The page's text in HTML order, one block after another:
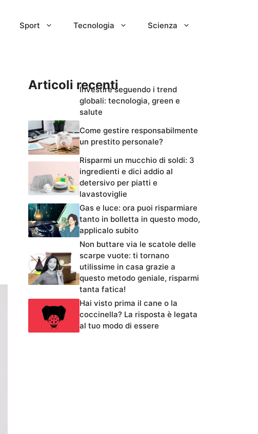
Sport Tecnologia Scienza
Articoli recentiInvestire seguendo i trend
globali: tecnologia, green e
salute
Come gestire responsabilmente
un prestito personale?
Risparmi un mucchio di soldi: 3
ingredienti e dici addio al
detersivo per piatti e
lavastoviglie
Gas e luce: ora puoi risparmiare
tanto in bolletta in questo modo,
applicalo subito
Non buttare via le scatole delle
scarpe vuote: ti tornano
utilissime in casa grazie a
questo metodo geniale, risparmi
tanta fatica!
Hai visto prima il cane o la
coccinella? La risposta è legata
al tuo modo di essere